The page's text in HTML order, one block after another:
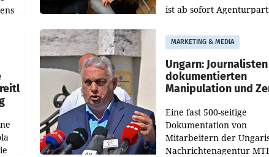
ist ab sofort
Optimierungsplattform
OtterlyAI. Damit baut die
Agentur ihr
MARKETING & MEDIA
Ungarn: Journalisten
dokumentierten
Manipulation und
Eine fast 500-seitige
Dokumentation von
Mitarbeitern der
Nachrichtenagentur